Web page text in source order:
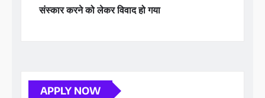
संस्कार करने को लेकर विवाद हो गया
APPLY NOW